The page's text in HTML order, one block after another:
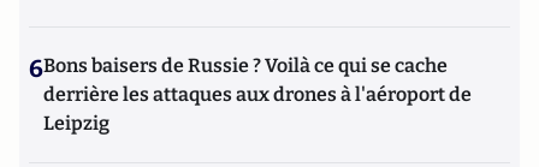
6Bons baisers de Russie ? Voilà ce qui se cache
derrière les attaques aux drones à l'aéroport de
Leipzig